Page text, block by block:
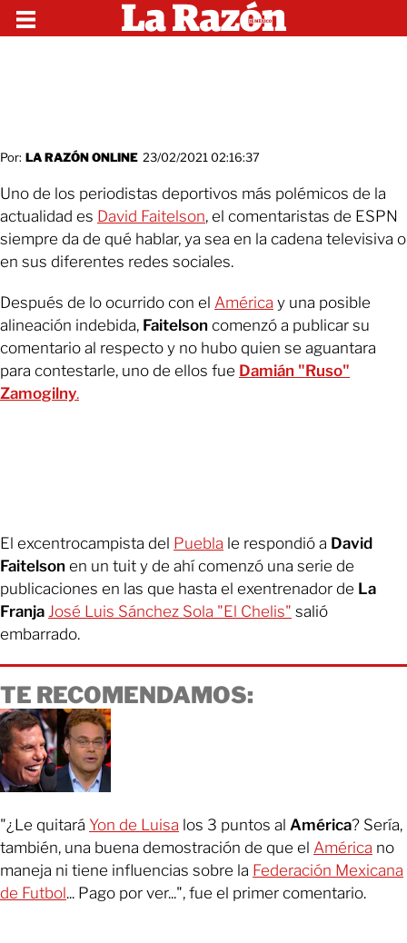
Por: LA RAZÓN ONLINE 23/02/2021 02:16:37
Uno de los periodistas deportivos más polémicos de la
actualidad es David Faitelson, el comentaristas de ESPN
siempre da de qué hablar, ya sea en la cadena televisiva o
en sus diferentes redes sociales.
Después de lo ocurrido con el América y una posible
alineación indebida, Faitelson comenzó a publicar su
comentario al respecto y no hubo quien se aguantara
para contestarle, uno de ellos fue Damián "Ruso"
Zamogilny.
El excentrocampista del Puebla le respondió a David
Faitelson en un tuit y de ahí comenzó una serie de
publicaciones en las que hasta el exentrenador de La
Franja José Luis Sánchez Sola "El Chelis" salió
embarrado.
TE RECOMENDAMOS:
"¿Le quitará Yon de Luisa los 3 puntos al América? Sería,
también, una buena demostración de que el América no
maneja ni tiene influencias sobre la Federación Mexicana
de Futbol... Pago por ver...", fue el primer comentario.